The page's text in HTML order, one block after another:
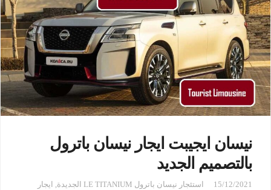
نيسان ايجيبت ايجار نيسان باترول
بالتصميم الجديد
15/12/2021 استئجار نيسان باترول LE TITANIUM الجديدة , ايجار